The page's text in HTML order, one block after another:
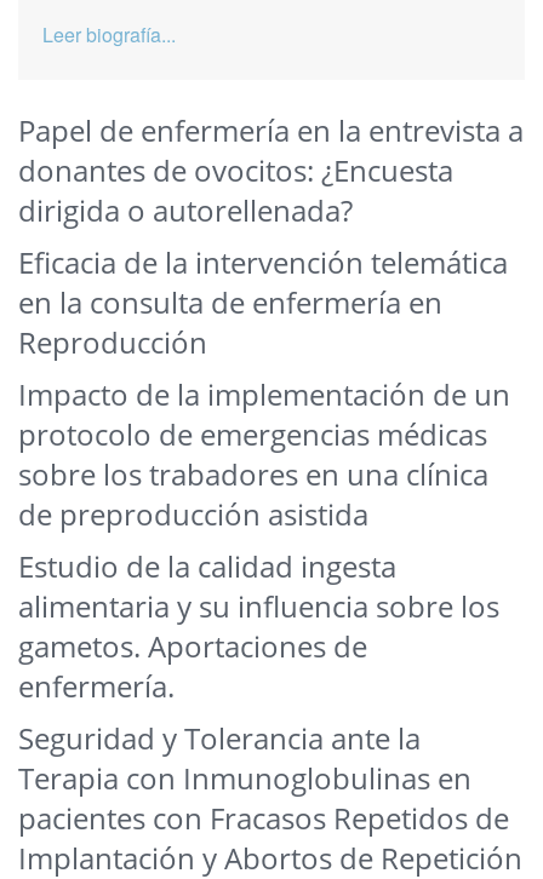
Leer biografía...
Papel de enfermería en la entrevista a
donantes de ovocitos: ¿Encuesta
dirigida o autorellenada?
Eficacia de la intervención telemática
en la consulta de enfermería en
Reproducción
Impacto de la implementación de un
protocolo de emergencias médicas
sobre los trabadores en una clínica
de preproducción asistida
Estudio de la calidad ingesta
alimentaria y su influencia sobre los
gametos. Aportaciones de
enfermería.
Seguridad y Tolerancia ante la
Terapia con Inmunoglobulinas en
pacientes con Fracasos Repetidos de
Implantación y Abortos de Repetición